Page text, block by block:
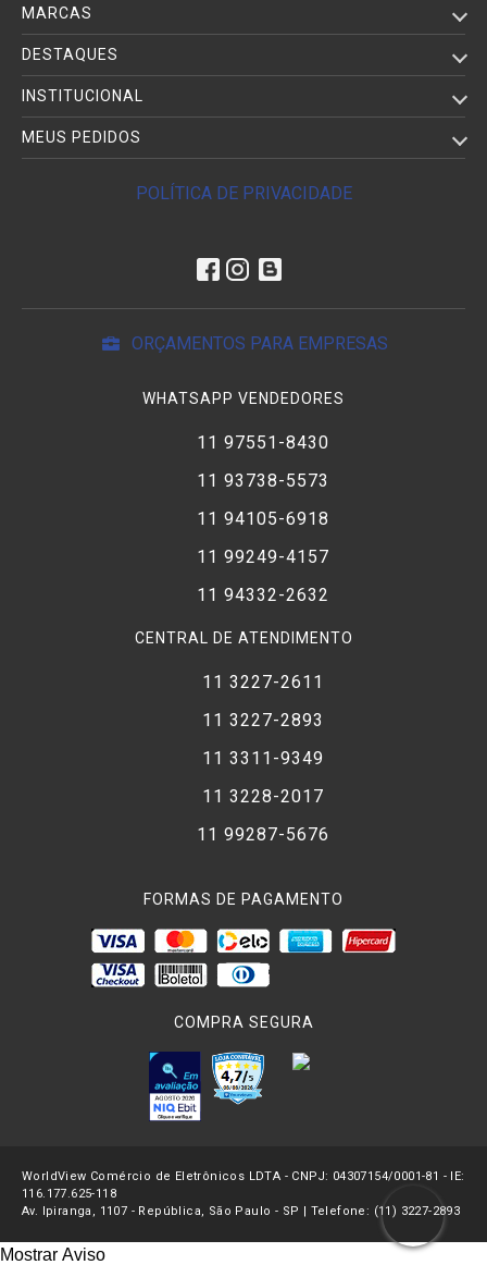
MARCAS
DESTAQUES
INSTITUCIONAL
MEUS PEDIDOS
POLÍTICA DE PRIVACIDADE
ORÇAMENTOS PARA EMPRESAS
WHATSAPP VENDEDORES
11 97551-8430
11 93738-5573
11 94105-6918
11 99249-4157
11 94332-2632
CENTRAL DE ATENDIMENTO
11 3227-2611
11 3227-2893
11 3311-9349
11 3228-2017
11 99287-5676
FORMAS DE PAGAMENTO
COMPRA SEGURA
WorldView Comércio de Eletrônicos LDTA - CNPJ: 04307154/0001-81 - IE:
116.177.625-118
Av. Ipiranga, 1107 - República, São Paulo - SP | Telefone: (11) 3227-2893
Mostrar Aviso